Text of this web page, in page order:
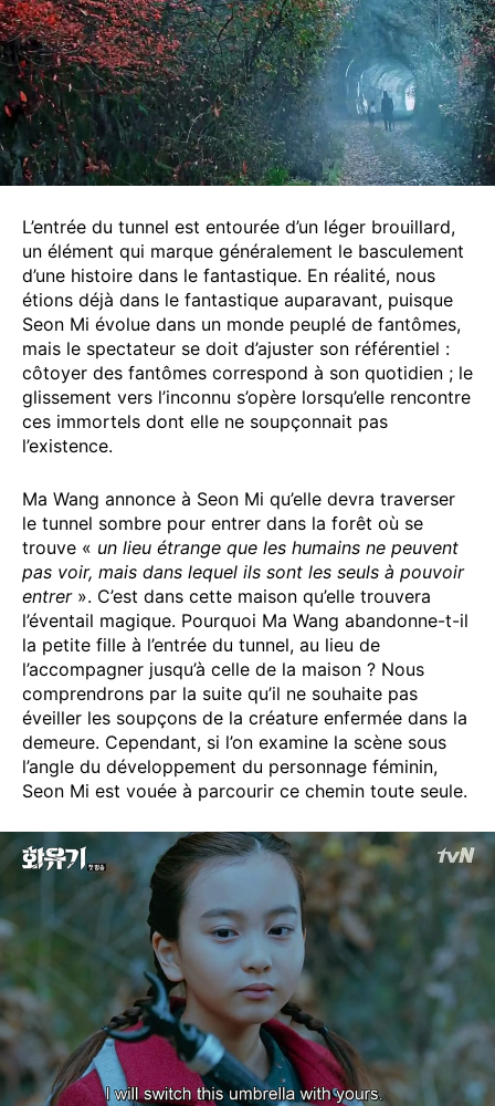
L’entrée du tunnel est entourée d’un léger brouillard,
un élément qui marque généralement le basculement
d’une histoire dans le fantastique. En réalité, nous
étions déjà dans le fantastique auparavant, puisque
Seon Mi évolue dans un monde peuplé de fantômes,
mais le spectateur se doit d’ajuster son référentiel :
côtoyer des fantômes correspond à son quotidien ; le
glissement vers l’inconnu s’opère lorsqu’elle rencontre
ces immortels dont elle ne soupçonnait pas
l’existence.
Ma Wang annonce à Seon Mi qu’elle devra traverser
le tunnel sombre pour entrer dans la forêt où se
trouve « un lieu étrange que les humains ne peuvent
pas voir, mais dans lequel ils sont les seuls à pouvoir
entrer». C’est dans cette maison qu’elle trouvera
l’éventail magique. Pourquoi Ma Wang abandonne-t-il
la petite fille à l’entrée du tunnel, au lieu de
l’accompagner jusqu’à celle de la maison ? Nous
comprendrons par la suite qu’il ne souhaite pas
éveiller les soupçons de la créature enfermée dans la
demeure. Cependant, si l’on examine la scène sous
l’angle du développement du personnage féminin,
Seon Mi est vouée à parcourir ce chemin toute seule.